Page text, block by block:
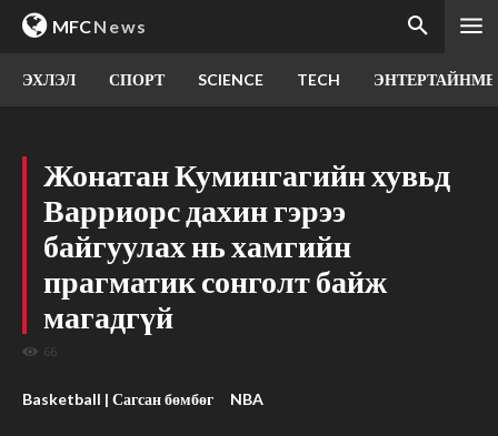
MFCNews
ЭХЛЭЛ СПОРТ SCIENCE TECH
Жонатан Кумингагийн хувьд
Варриорс дахин гэрээ
байгуулах нь хамгийн
прагматик сонголт байж
магадгүй
66
Basketball | Сагсан бөмбөг NBA